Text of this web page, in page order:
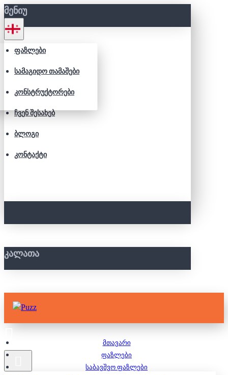
ᲛᲔᲜᲘᲣ
ᲤᲐᲖᲚᲔᲑᲘ
ᲡᲐᲛᲐᲒᲘᲓᲝ ᲗᲐᲛᲐᲨᲔᲑᲘ
ᲙᲝᲜᲡᲢᲠᲣᲥᲢᲝᲠᲔᲑᲘ
ᲩᲕᲔᲜ ᲨᲔᲡᲐᲮᲔᲑ
ᲑᲚᲝᲒᲘ
ᲙᲝᲜᲢᲐᲥᲢᲘ
ᲙᲐᲚᲐᲗᲐ
მთავარი
ფაზლები
საბავშვო ფაზლები